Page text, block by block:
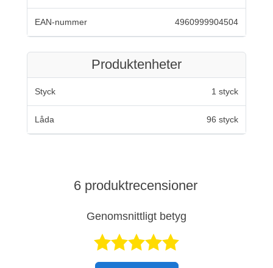
EAN-nummer 4960999904504
Produktenheter
Styck 1 styck
Låda 96 styck
6 produktrecensioner
Genomsnittligt betyg
Betygsatt 5 av